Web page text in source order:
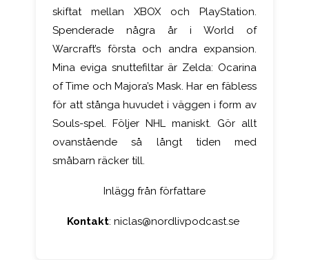
skiftat mellan XBOX och PlayStation.
Spenderade några år i World of
Warcraft’s första och andra expansion.
Mina eviga snuttefiltar är Zelda: Ocarina
of Time och Majora’s Mask. Har en fäbless
för att stånga huvudet i väggen i form av
Souls-spel. Följer NHL maniskt. Gör allt
ovanstående så långt tiden med
småbarn räcker till.
Inlägg från författare
Kontakt: niclas@nordlivpodcast.se